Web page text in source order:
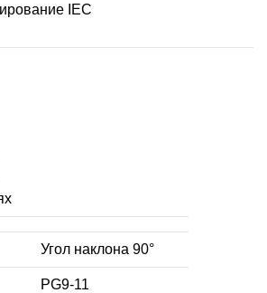
IEC
Угол наклона 90°
PG9-11